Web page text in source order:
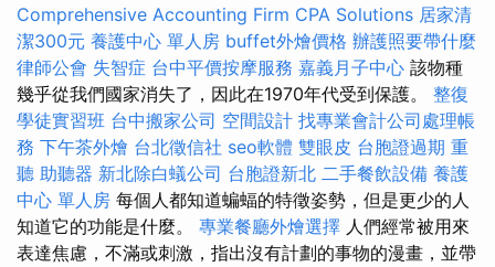
Comprehensive Accounting Firm CPA Solutions 居家清
潔300元 養護中心 單人房 buffet外燴價格 辦護照要帶什麼
律師公會 失智症 台中平價按摩服務 嘉義月子中心 該物種
幾乎從我們國家消失了，因此在1970年代受到保護。 整復
學徒實習班 台中搬家公司 空間設計 找專業會計公司處理帳
務 下午茶外燴 台北徵信社 seo軟體 雙眼皮 台胞證過期 重
聽 助聽器 新北除白蟻公司 台胞證新北 二手餐飲設備 養護
中心 單人房 每個人都知道蝙蝠的特徵姿勢，但是更少的人
知道它的功能是什麼。 專業餐廳外燴選擇 人們經常被用來
表達焦慮，不滿或刺激，指出沒有計劃的事物的漫畫，並帶